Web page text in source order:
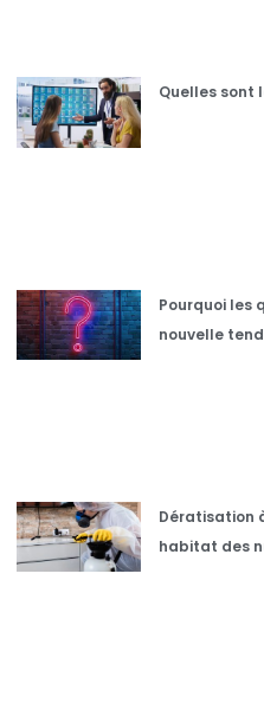
Quelles sont
Pourquoi les
nouvelle
Dératisation
habitat des